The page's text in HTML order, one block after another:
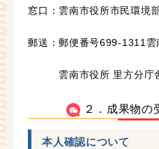
窓口：雲南市役所市民環境
郵送：郵便番号699-1311
雲南市役所 里方分庁舎
２．成果物の
本人確認について